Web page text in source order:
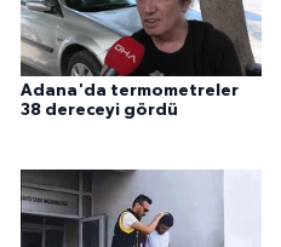
Adana'da termometreler
38 dereceyi gördü